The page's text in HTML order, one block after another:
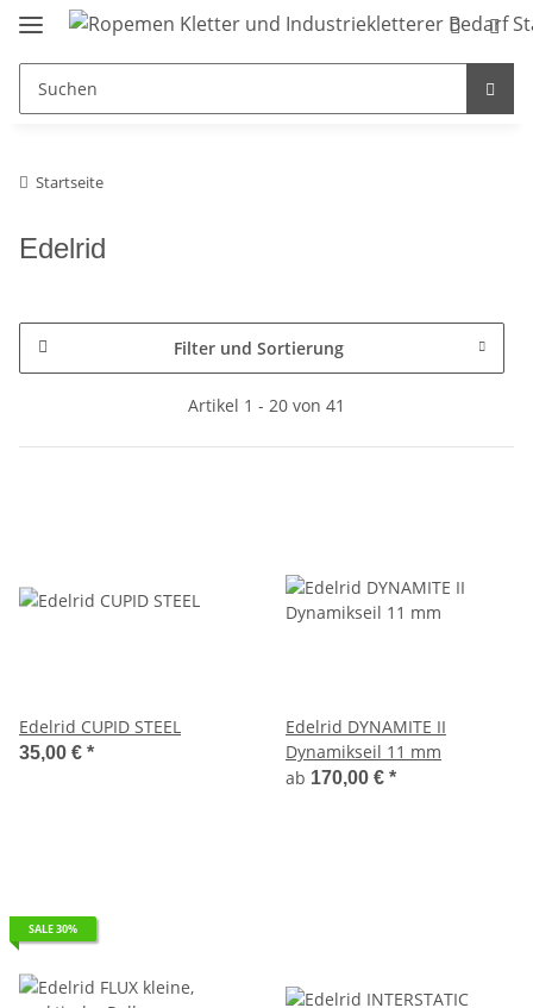
Startseite
Edelrid
Filter und Sortierung
Artikel 1 - 20 von 41
Edelrid CUPID STEEL
35,00 € *
Edelrid DYNAMITE II
Dynamikseil 11 mm
ab 170,00 € *
SALE 30%